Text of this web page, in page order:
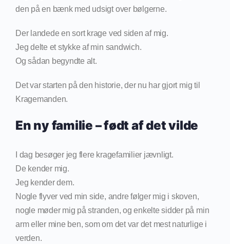
den på en bænk med udsigt over bølgerne.
Der landede en sort krage ved siden af mig.
Jeg delte et stykke af min sandwich.
Og sådan begyndte alt.
Det var starten på den historie, der nu har gjort mig til
Kragemanden.
En ny familie – født af det vilde
I dag besøger jeg flere kragefamilier jævnligt.
De kender mig.
Jeg kender dem.
Nogle flyver ved min side, andre følger mig i skoven,
nogle møder mig på stranden, og enkelte sidder på min
arm eller mine ben, som om det var det mest naturlige i
verden.